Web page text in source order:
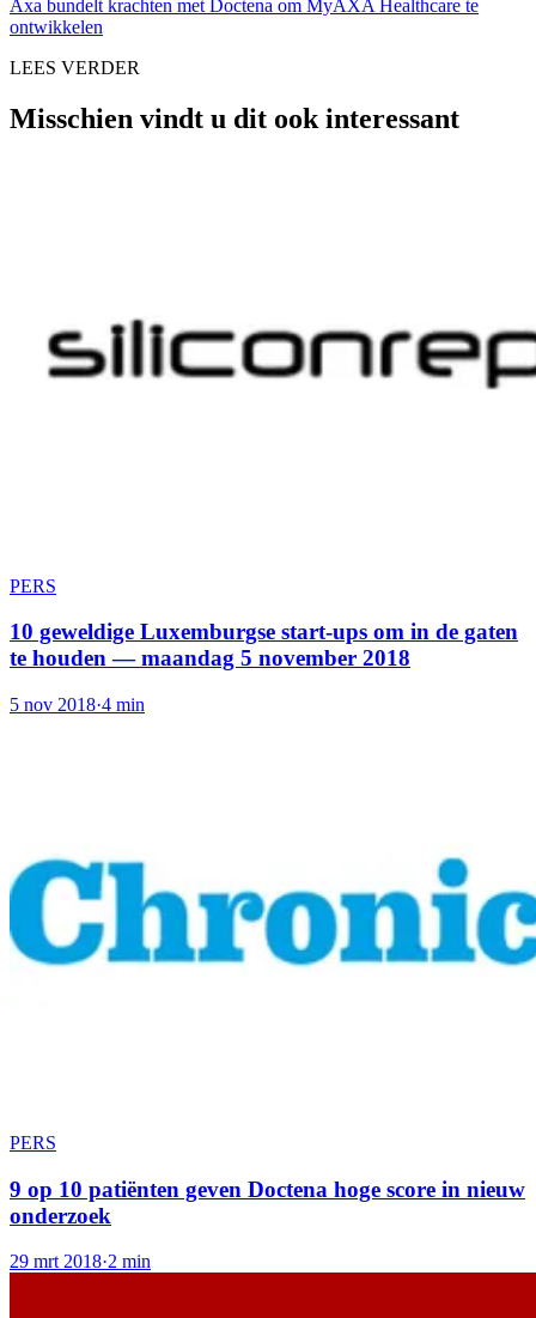
Axa bundelt krachten met Doctena om MyAXA Healthcare te
ontwikkelen
LEES VERDER
Misschien vindt u dit ook interessant
PERS
10 geweldige Luxemburgse start-ups om in de gaten
te houden — maandag 5 november 2018
5 nov 2018·4 min
PERS
9 op 10 patiënten geven Doctena hoge score in nieuw
onderzoek
29 mrt 2018·2 min